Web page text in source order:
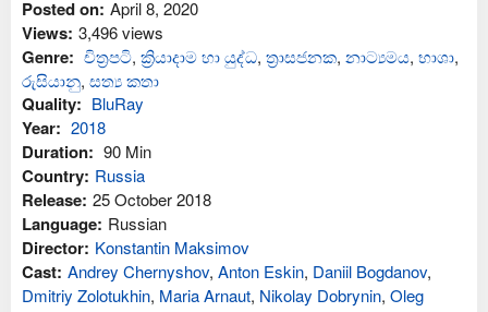
Posted on: April 8, 2020
Views: 3,496 views
Genre: චිත්‍රපටි, ක්‍රියාදාම හා යුද්ධ, ත්‍රාසජනක, නාට්‍යමය, භාශා,
රුසියානු, සත්‍ය කතා
Quality: BluRay
Year: 2018
Duration: 90 Min
Country: Russia
Release: 25 October 2018
Language: Russian
Director: Konstantin Maksimov
Cast: Andrey Chernyshov, Anton Eskin, Daniil Bogdanov,
Dmitriy Zolotukhin, Maria Arnaut, Nikolay Dobrynin, Oleg